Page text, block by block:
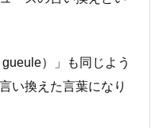
）」も同じよう
い換えた言葉になり